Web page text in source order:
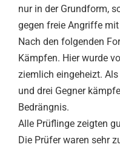
nur in der Grundform,
gegen freie Angriffe
Nach den folgenden
Kämpfen. Hier wurde
ziemlich eingeheizt.
und drei Gegner
Bedrängnis.
Alle Prüflinge zeigten
Die Prüfer waren sehr